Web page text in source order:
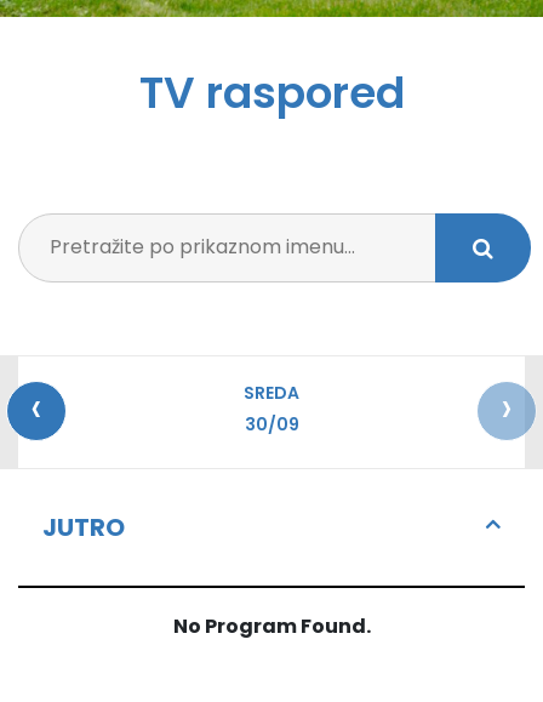
TV raspored
SREDA
30/09
‹ ›
JUTRO
No Program Found.